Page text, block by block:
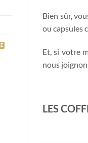
Bien sûr,
ou capsules
Et, si votre
nous
LES